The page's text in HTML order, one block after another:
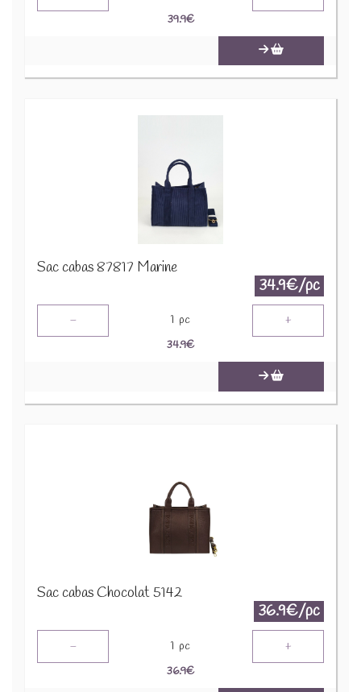
39.9€
Sac cabas 87817 Marine
34.9€/pc
- 1 pc +
34.9€
Sac cabas Chocolat 5142
36.9€/pc
- 1 pc +
36.9€